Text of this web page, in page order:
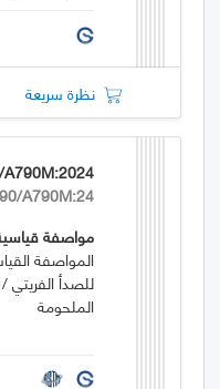
نظرة سريعة
A790M:24
مواصفة
المواصفة
للصدأ الفريتي
الملحومة